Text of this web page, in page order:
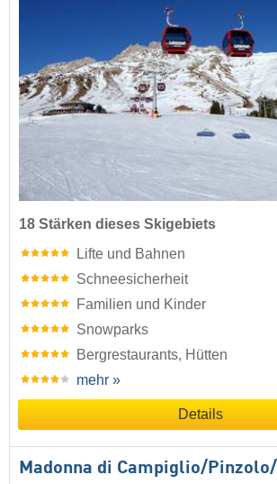
18 Stärken dieses Skigebiets
Lifte und Bahnen
Schneesicherheit
Familien und Kinder
Snowparks
Bergrestaurants, Hütten
mehr »
Details
Madonna di Campiglio/​Pinzolo/​